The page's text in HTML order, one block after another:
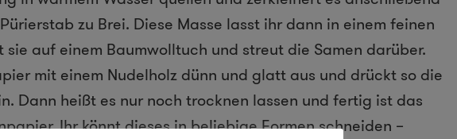
zu Brei. Diese Masse lasst ihr dann in einem feinen
auf einem Baumwolltuch und streut die Samen darüber.
mit einem Nudelholz dünn und glatt aus und drückt so die
Dann heißt es nur noch trocknen lassen und fertig ist das
Ihr könnt dieses in beliebige Formen schneiden –